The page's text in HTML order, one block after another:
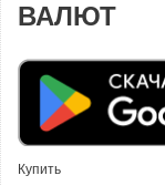
ВАЛЮТ
Купить